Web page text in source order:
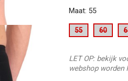
Maat: 55
55 60
LET OP: bekijk
webshop worden